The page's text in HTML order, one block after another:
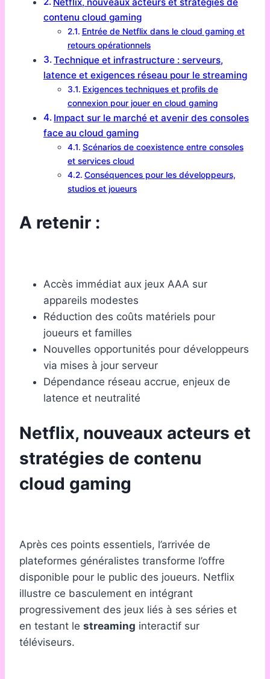
contenu cloud gaming
Entrée de Netflix dans le cloud gaming et
retours opérationnels
Technique et infrastructure : serveurs,
latence et exigences réseau pour le streaming
Exigences techniques et profils de
connexion pour jouer en cloud gaming
Impact sur le marché et avenir des consoles
face au cloud gaming
Scénarios de coexistence entre consoles
et services cloud
Conséquences pour les développeurs,
studios et joueurs
A retenir :
Accès immédiat aux jeux AAA sur
appareils modestes
Réduction des coûts matériels pour
joueurs et familles
Nouvelles opportunités pour développeurs
via mises à jour serveur
Dépendance réseau accrue, enjeux de
latence et neutralité
Netflix, nouveaux acteurs et
stratégies de contenu
cloud gaming
Après ces points essentiels, l’arrivée de
plateformes généralistes transforme l’offre
disponible pour le public des joueurs. Netflix
illustre ce basculement en intégrant
progressivement des jeux liés à ses séries et
en testant le streaming interactif sur
téléviseurs.